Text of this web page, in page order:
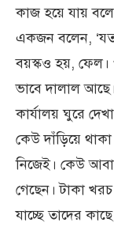
কাজ হয়ে যায়
একজন বলেন,
বয়স্কও হয়, ফেল।
ভাবে দালাল
কার্যালয় ঘুরে
কেউ দাঁড়িয়ে
নিজেই। কেউ
গেছেন। টাকা
যাচ্ছে তাদের